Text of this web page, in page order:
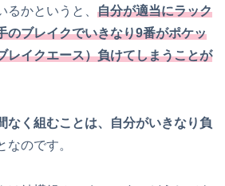
るかというと、 自分が適当にラック
のブレイクでいきなり9番がポケッ
レイクエース）負けてしまうことが
なく組むことは、自分がいきなり負
なのです。